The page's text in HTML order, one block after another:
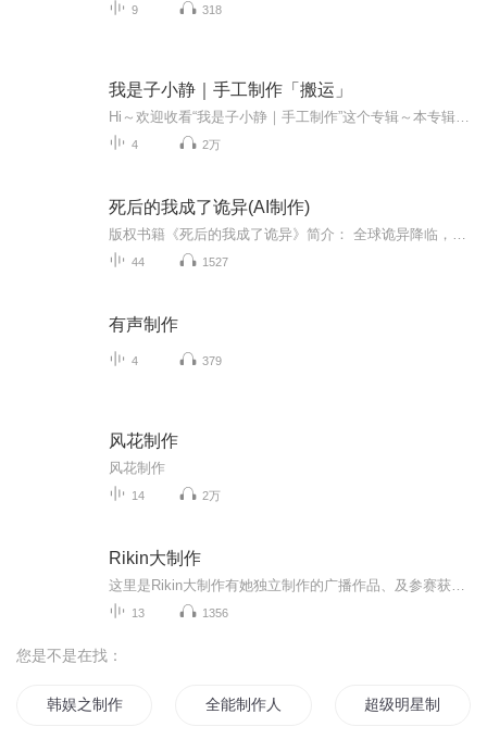
9 318
我是子小静｜手工制作「搬运」
4 2万
死后的我成了诡异(AI制作)
44 1527
有声制作
4 379
风花制作
风花制作
14 2万
Rikin大制作
13 1356
您是不是在找：
韩娱之制作人传奇 全能制作人 超级明星制作人